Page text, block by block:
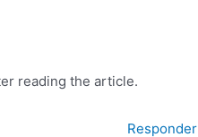
reading the article.
Responder